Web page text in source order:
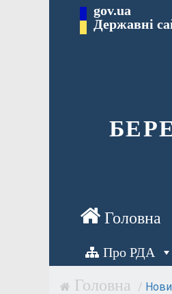
Перейти gov.ua
Державні
Про РДА
/